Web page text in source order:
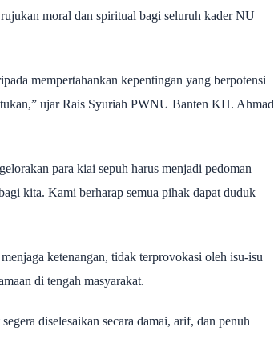
moral dan spiritual bagi seluruh kader NU
mempertahankan kepentingan yang berpotensi
ujar Rais Syuriah PWNU Banten KH. Ahmad
para kiai sepuh harus menjadi pedoman
kita. Kami berharap semua pihak dapat duduk
ketenangan, tidak terprovokasi oleh isu-isu
di tengah masyarakat.
diselesaikan secara damai, arif, dan penuh